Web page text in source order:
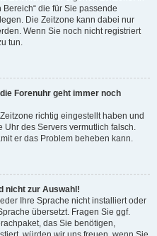
die für Sie passende
Die Zeitzone kann dabei nur
Wenn Sie noch nicht registriert
tun.
Forenuhr geht immer noch
richtig eingestellt haben und
Uhr des Servers vermutlich falsch.
er das Problem beheben kann.
nicht zur Auswahl!
Ihre Sprache nicht installiert oder
übersetzt. Fragen Sie ggf.
das Sie benötigen,